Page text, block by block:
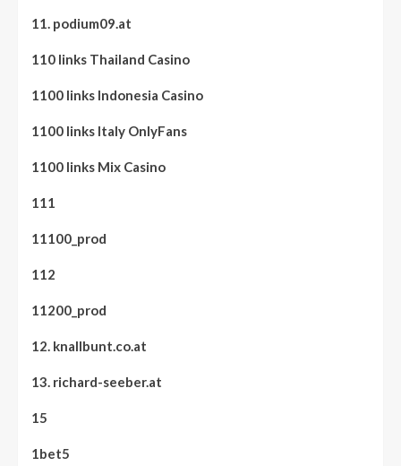
11. podium09.at
110 links Thailand Casino
1100 links Indonesia Casino
1100 links Italy OnlyFans
1100 links Mix Casino
111
11100_prod
112
11200_prod
12. knallbunt.co.at
13. richard-seeber.at
15
1bet5